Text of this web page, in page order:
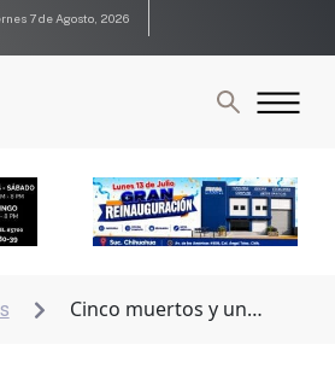
7 de Agosto, 2026

Cinco muertos y un